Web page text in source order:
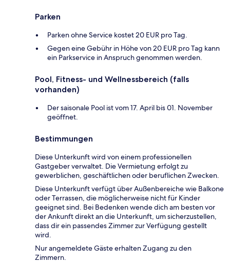
Parken
Parken ohne Service kostet 20 EUR pro Tag.
Gegen eine Gebühr in Höhe von 20 EUR pro Tag kann
ein Parkservice in Anspruch genommen werden.
Pool, Fitness- und Wellnessbereich (falls
vorhanden)
Der saisonale Pool ist vom 17. April bis 01. November
geöffnet.
Bestimmungen
Diese Unterkunft wird von einem professionellen
Gastgeber verwaltet. Die Vermietung erfolgt zu
gewerblichen, geschäftlichen oder beruflichen Zwecken.
Diese Unterkunft verfügt über Außenbereiche wie Balkone
oder Terrassen, die möglicherweise nicht für Kinder
geeignet sind. Bei Bedenken wende dich am besten vor
der Ankunft direkt an die Unterkunft, um sicherzustellen,
dass dir ein passendes Zimmer zur Verfügung gestellt
wird.
Nur angemeldete Gäste erhalten Zugang zu den
Zimmern.